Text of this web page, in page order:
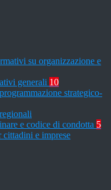
su organizzazione e
generali 10
strategico-
e codice di condotta 5
e imprese